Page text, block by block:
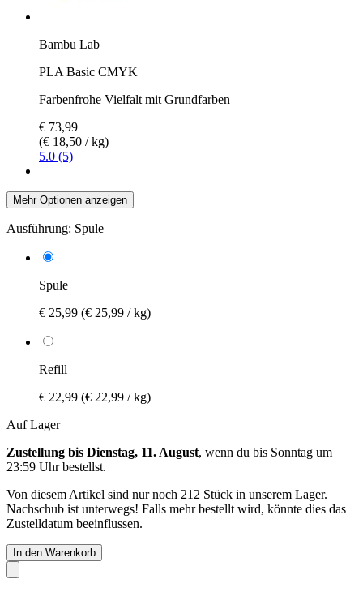
Bambu Lab
PLA Basic CMYK
Farbenfrohe Vielfalt mit Grundfarben
€ 73,99
(€ 18,50 / kg)
5.0 (5)
Mehr Optionen anzeigen
Ausführung: Spule
Spule
€ 25,99 (€ 25,99 / kg)
Refill
€ 22,99 (€ 22,99 / kg)
Auf Lager
Zustellung bis Dienstag, 11. August, wenn du bis Sonntag um
23:59 Uhrbestellst.
Von diesem Artikel sind nur noch 212 Stück in unserem Lager.
Nachschub ist unterwegs! Falls mehr bestellt wird, könnte dies das
Zustelldatum beeinflussen.
In den Warenkorb